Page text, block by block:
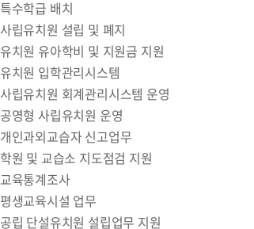
특수학급 배치
사립유치원 설립 및 폐지
유치원 유아학비 및 지원금 지원
유치원 입학관리시스템
사립유치원 회계관리시스템 운영
공영형 사립유치원 운영
개인과외교습자 신고업무
학원 및 교습소 지도점검 지원
교육통계조사
평생교육시설 업무
공립 단설유치원 설립업무 지원